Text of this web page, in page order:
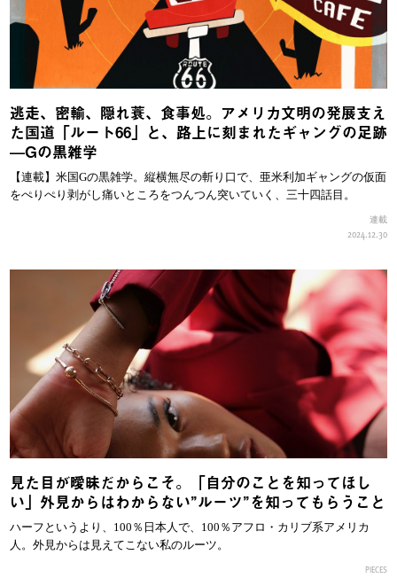
逃走、密輸、隠れ蓑、食事処。アメリカ文明の発展支え
た国道「ルート66」と、路上に刻まれたギャングの足跡
—Gの黒雑学
【連載】米国Gの黒雑学。縦横無尽の斬り口で、亜米利加ギャングの仮面
をぺりぺり剥がし痛いところをつんつん突いていく、三十四話目。
連載
2024.12.30
見た目が曖昧だからこそ。「自分のことを知ってほし
い」外見からはわからない”ルーツ”を知ってもらうこと
ハーフというより、100％日本人で、100％アフロ・カリブ系アメリカ
人。外見からは見えてこない私のルーツ。
PIECES